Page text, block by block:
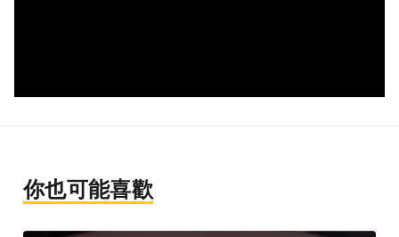
你也可能喜歡